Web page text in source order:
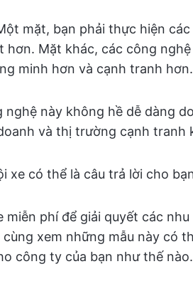
mặt, bạn phải thực hiện các
hơn. Mặt khác, các công
minh hơn và cạnh tranh hơn.
này không hề dễ dàng
và thị trường cạnh tranh
xe có thể là câu trả lời cho
miễn phí để giải quyết các nhu
xem những mẫu này có
công ty của bạn như thế nào.